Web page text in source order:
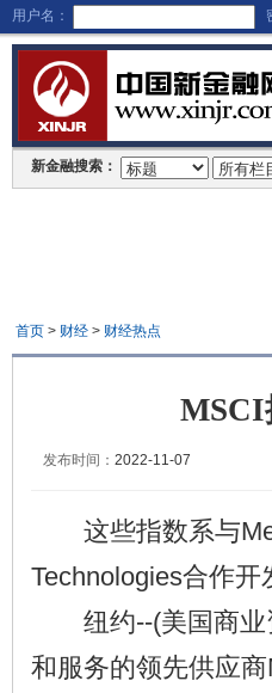
用户名：
新金融搜索：
首页> 财经> 财经热点
MSCI
发布时间： 2022-11-07
这些指数系与
Technologies合作开
纽约--(美国商业
和服务的领先供应